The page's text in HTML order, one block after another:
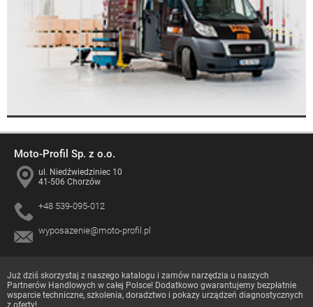
Moto-Profil Sp. z o.o.
ul. Niedźwiedziniec 10
41-506 Chorzów
+48 539-095-012
wyposazenie@moto-profil.pl
Już dziś skorzystaj z naszego katalogu i zamów narzędzia u naszych
Partnerów Handlowych w całej Polsce! Dodatkowo gwarantujemy bezpłatnie
wsparcie techniczne, szkolenia, doradztwo i pokazy urządzeń diagnostycznych
z oferty!